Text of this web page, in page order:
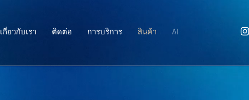
เกี่ยวกับเรา ติดต่อ การบริการ สินค้า AI